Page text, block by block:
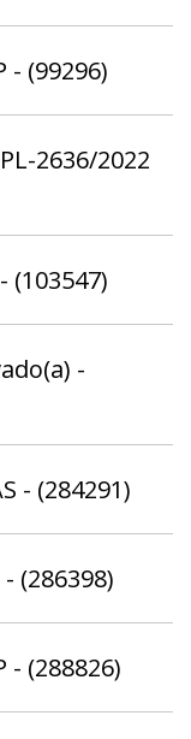
- (99296)
2636/2022
(103547)
-
- (284291)
(286398)
- (288826)